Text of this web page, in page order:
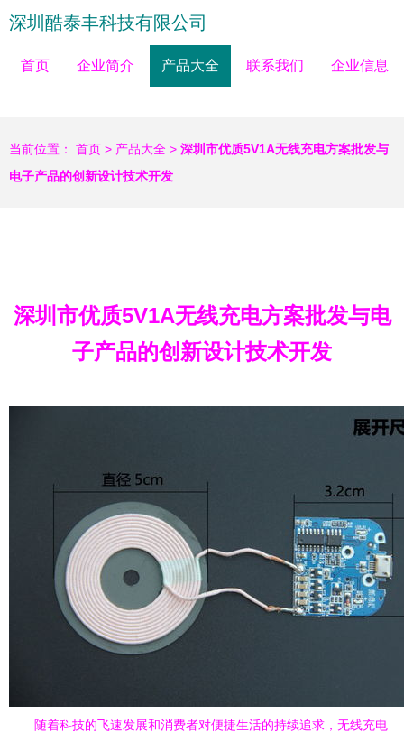
深圳酷泰丰科技有限公司
首页 企业简介 产品大全 联系我们 企业信息
当前位置： 首页 > 产品大全 > 深圳市优质5V1A无线充电方案批发与
电子产品的创新设计技术开发
深圳市优质5V1A无线充电方案批发与电
子产品的创新设计技术开发
随着科技的飞速发展和消费者对便捷生活的持续追求，无线充电